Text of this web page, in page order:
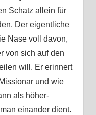
Schatz allein für
Der eigentliche
Nase voll davon,
von sich auf den
will. Er erinnert
und wie
als höher-
einander dient.